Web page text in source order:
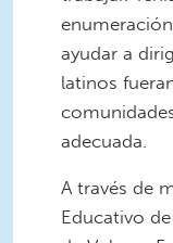
ayudar a
latinos
adecuada.
A través de
Educativo